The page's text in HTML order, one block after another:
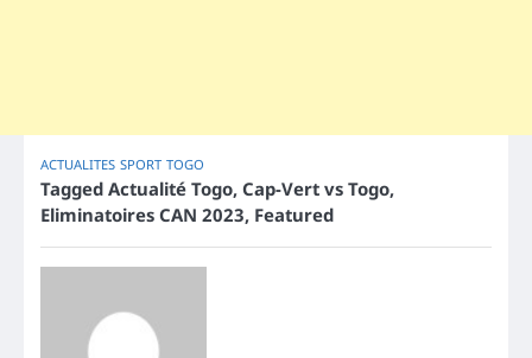
ACTUALITES SPORT TOGO
Tagged Actualité Togo, Cap-Vert vs Togo,
Eliminatoires CAN 2023, Featured